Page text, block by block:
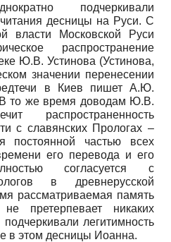
подчеркивали
десницы на Руси. С
власти Московской Руси
распространение
Ю.В. Устинова (Устинова,
значении перенесении
в Киев пишет А.Ю.
то же время доводам Ю.В.
распространенность
с славянских Прологах –
постоянной частью всех
его перевода и его
согласуется с
в древнерусской
рассматриваемая память
претерпевает никаких
легитимность
в этом десницы Иоанна.